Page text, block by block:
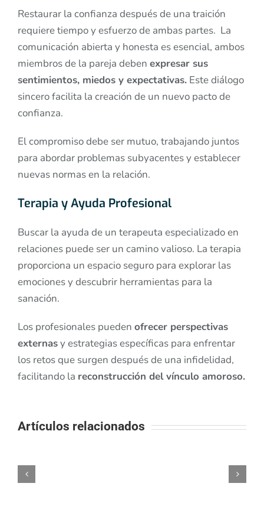
Restaurar la confianza después de una traición
requiere tiempo y esfuerzo de ambas partes. La
comunicación abierta y honesta es esencial, ambos
miembros de la pareja deben expresar sus
sentimientos, miedos y expectativas. Este diálogo
sincero facilita la creación de un nuevo pacto de
confianza.
El compromiso debe ser mutuo, trabajando juntos
para abordar problemas subyacentes y establecer
nuevas normas en la relación.
Terapia y Ayuda Profesional
Buscar la ayuda de un terapeuta especializado en
relaciones puede ser un camino valioso. La terapia
proporciona un espacio seguro para explorar las
emociones y descubrir herramientas para la
sanación.
Los profesionales pueden ofrecer perspectivas
externasy estrategias específicas para enfrentar
los retos que surgen después de una infidelidad,
facilitando la reconstrucción del vínculo amoroso.
Artículos relacionados